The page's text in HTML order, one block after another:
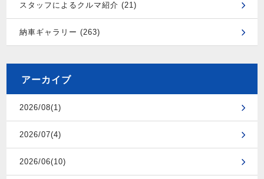
スタッフによるクルマ紹介 (21)
納車ギャラリー (263)
アーカイブ
2026/08(1)
2026/07(4)
2026/06(10)